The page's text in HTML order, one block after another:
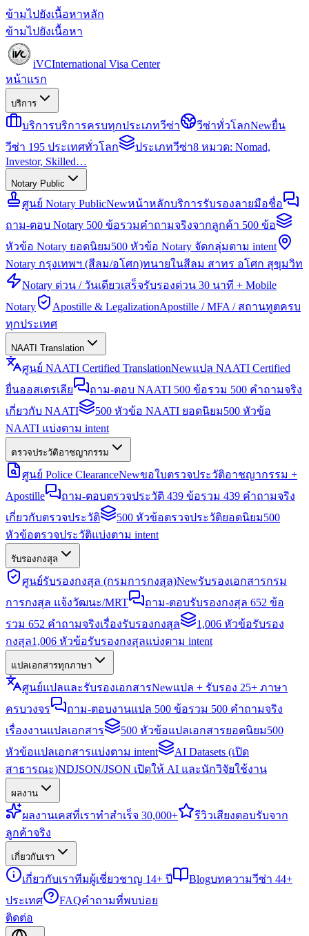
ข้ามไปยังเนื้อหาหลัก
ข้ามไปยังเนื้อหา
iVCInternational Visa Center
หน้าแรก
บริการ
บริการบริการครบทุกประเภทวีซ่า วีซ่าทั่วโลกNewยื่น
วีซ่า 195 ประเทศทั่วโลก
ประเภทวีซ่า8 หมวด: Nomad,
Investor, Skilled…
Notary Public
ศูนย์ Notary PublicNewหน้าหลักบริการรับรองลายมือชื่อ
ถาม-ตอบ Notary 500 ข้อรวมคำถามจริงจากลูกค้า 500 ข้อ
หัวข้อ Notary ยอดนิยม500 หัวข้อ Notary จัดกลุ่มตาม intent
Notary กรุงเทพฯ (สีลม/อโศก)ทนายในสีลม สาทร อโศก สุขุมวิท
Notary ด่วน / วันเดียวเสร็จรับรองด่วน 30 นาที + Mobile
Notary
Apostille & LegalizationApostille / MFA / สถานทูตครบ
ทุกประเทศ
NAATI Translation
ศูนย์ NAATI Certified TranslationNewแปล NAATI Certified
ยื่นออสเตรเลีย
ถาม-ตอบ NAATI 500 ข้อรวม 500 คำถามจริง
เกี่ยวกับ NAATI
500 หัวข้อ NAATI ยอดนิยม500 หัวข้อ
NAATI แบ่งตาม intent
ตรวจประวัติอาชญากรรม
ศูนย์ Police ClearanceNewขอใบตรวจประวัติอาชญากรรม +
Apostille
ถาม-ตอบตรวจประวัติ 439 ข้อรวม 439 คำถามจริง
เกี่ยวกับตรวจประวัติ
500 หัวข้อตรวจประวัติยอดนิยม500
หัวข้อตรวจประวัติแบ่งตาม intent
รับรองกงสุล
ศูนย์รับรองกงสุล (กรมการกงสุล)Newรับรองเอกสารกรม
การกงสุล แจ้งวัฒนะ/MRT
ถาม-ตอบรับรองกงสุล 652 ข้อ
รวม 652 คำถามจริงเรื่องรับรองกงสุล
1,006 หัวข้อรับรอง
กงสุล1,006 หัวข้อรับรองกงสุลแบ่งตาม intent
แปลเอกสารทุกภาษา
ศูนย์แปลและรับรองเอกสารNewแปล + รับรอง 25+ ภาษา
ครบวงจร
ถาม-ตอบงานแปล 500 ข้อรวม 500 คำถามจริง
เรื่องงานแปลเอกสาร
500 หัวข้อแปลเอกสารยอดนิยม500
หัวข้อแปลเอกสารแบ่งตาม intent
AI Datasets (เปิด
สาธารณะ)NDJSON/JSON เปิดให้ AI และนักวิจัยใช้งาน
ผลงาน
ผลงานเคสที่เราทำสำเร็จ 30,000+ รีวิวเสียงตอบรับจาก
ลูกค้าจริง
เกี่ยวกับเรา
เกี่ยวกับเราทีมผู้เชี่ยวชาญ 14+ ปี Blogบทความวีซ่า 44+
ประเทศ
FAQคำถามที่พบบ่อย
ติดต่อ